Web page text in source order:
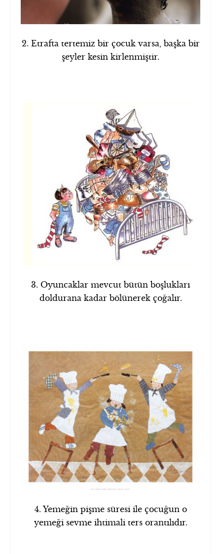
2. Etrafta tertemiz bir çocuk varsa, başka bir
şeyler kesin kirlenmiştir.
3. Oyuncaklar mevcut bütün boşlukları
doldurana kadar bölünerek çoğalır.
4. Yemeğin pişme süresi ile çocuğun o
yemeği sevme ihtimali ters orantılıdır.